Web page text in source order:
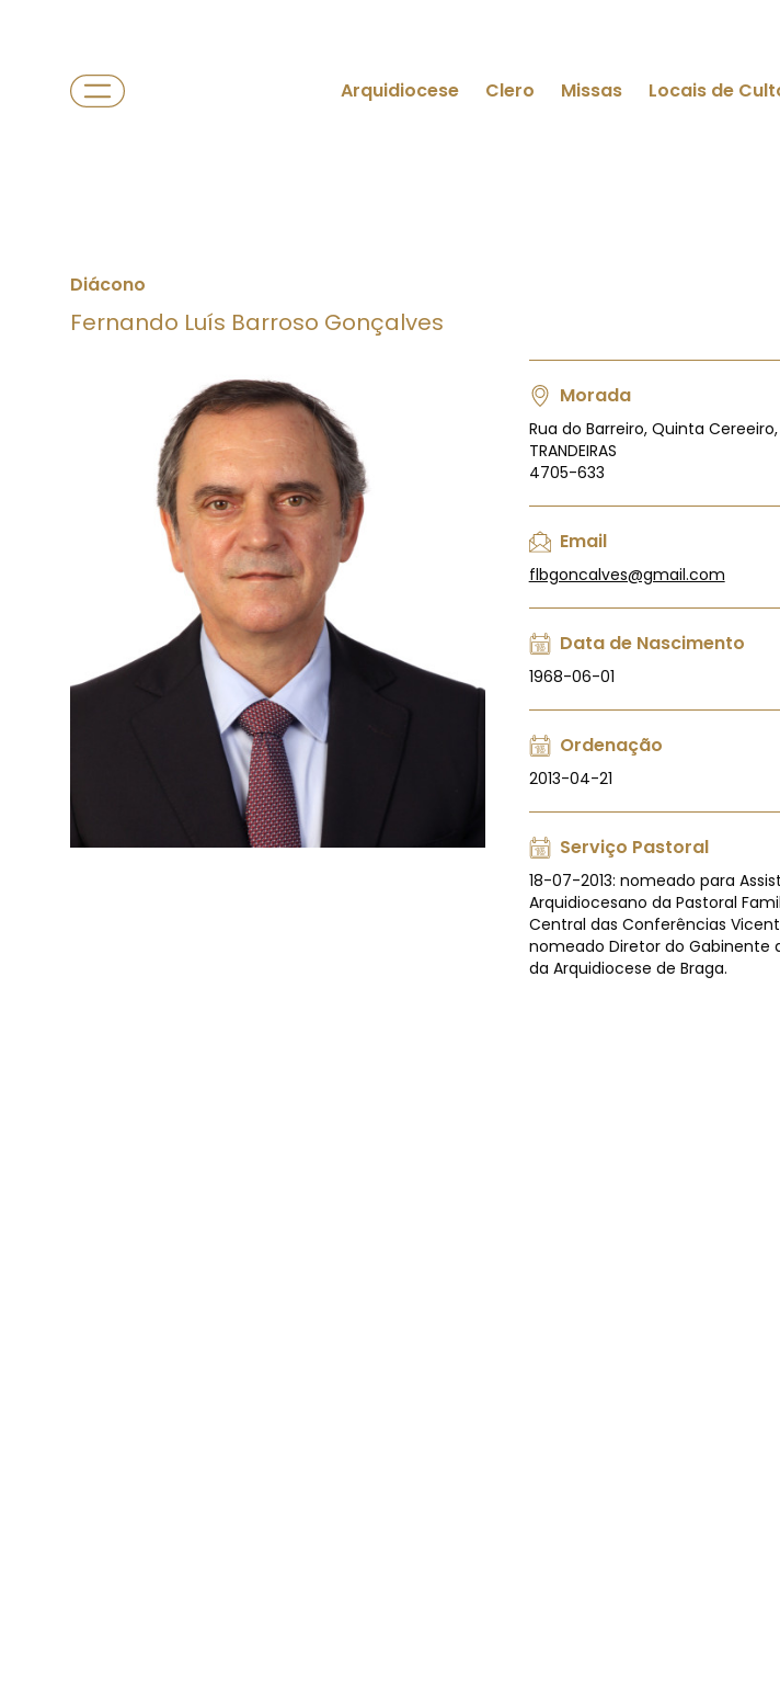
Arquidiocese Clero Missas Locais de
Diácono
Fernando Luís Barroso Gonçalves
Morada
Rua do Barreiro, Quinta Cereeiro,
TRANDEIRAS
4705-633
Email
flbgoncalves@gmail.com
Data de Nascimento
1968-06-01
Ordenação
2013-04-21
Serviço Pastoral
18-07-2013: nomeado para
Arquidiocesano da Pastoral
Central das Conferências
nomeado Diretor do Gabinente
da Arquidiocese de Braga.